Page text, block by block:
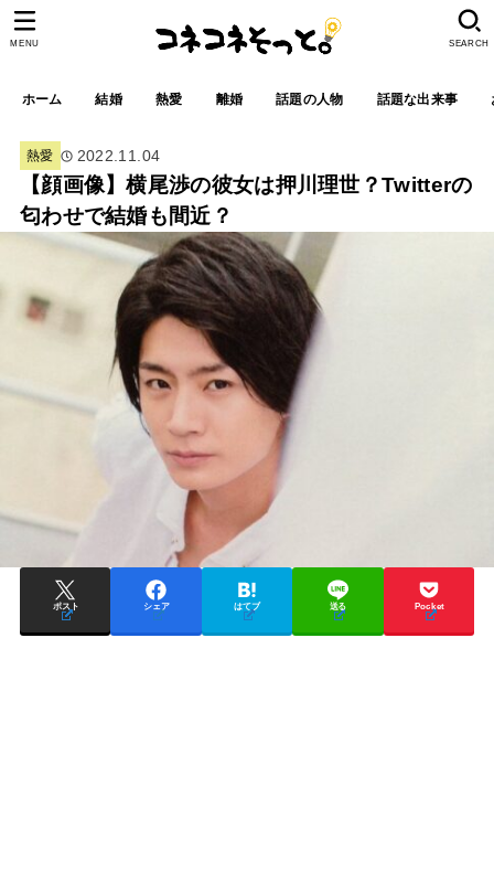
ホーム 結婚 熱愛 離婚 話題の人物 話題な出来事
SEARCH
MENU
熱愛 2022.11.04
【顔画像】横尾渉の彼女は押川理世？Twitterの
匂わせで結婚も間近？
ポスト シェア はてブ 送る Pocket